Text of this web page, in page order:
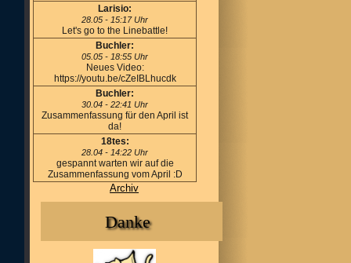
Larisio:
28.05 - 15:17 Uhr
Let's go to the Linebattle!
Buchler:
05.05 - 18:55 Uhr
Neues Video:
https://youtu.be/cZeIBLhucdk
Buchler:
30.04 - 22:41 Uhr
Zusammenfassung für den April ist
da!
18tes:
28.04 - 14:22 Uhr
gespannt warten wir auf die
Zusammenfassung vom April :D
Archiv
Danke